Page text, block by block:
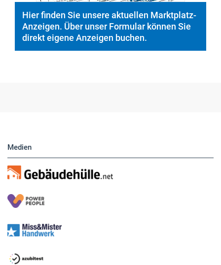
Hier finden Sie unsere aktuellen Marktplatz-
Anzeigen. Über unser Formular können Sie
direkt eigene Anzeigen buchen.
Medien